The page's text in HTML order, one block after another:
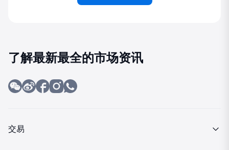
了解最新最全的市场资讯
交易